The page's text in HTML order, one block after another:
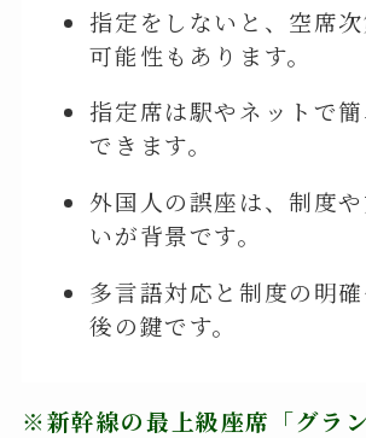
指定をしないと、空席
可能性もあります。
指定席は駅やネットで
できます。
外国人の誤座は、制度
いが背景です。
多言語対応と制度の明
後の鍵です。
※新幹線の最上級座席「グラ